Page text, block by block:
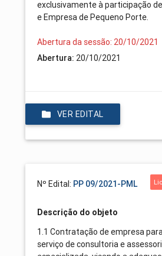
exclusivamente à participação
e Empresa de Pequeno Porte.
Abertura da sessão: 20/10/2021
Abertura: 20/10/2021
VER EDITAL
Nº Edital: PP 09/2021-PML
Descrição do objeto
1.1 Contratação de empresa
serviço de consultoria e